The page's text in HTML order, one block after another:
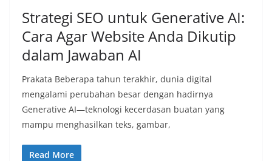
Strategi SEO untuk Generative AI:
Cara Agar Website Anda Dikutip
dalam Jawaban AI
Prakata Beberapa tahun terakhir, dunia digital
mengalami perubahan besar dengan hadirnya
Generative AI—teknologi kecerdasan buatan yang
mampu menghasilkan teks, gambar,
Read More